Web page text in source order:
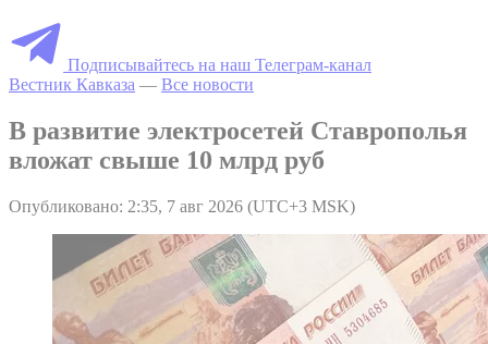
Подписывайтесь на наш Телеграм-канал
Вестник Кавказа — Все новости
В развитие электросетей Ставрополья
вложат свыше 10 млрд руб
Опубликовано: 2:35, 7 авг 2026 (UTC+3 MSK)